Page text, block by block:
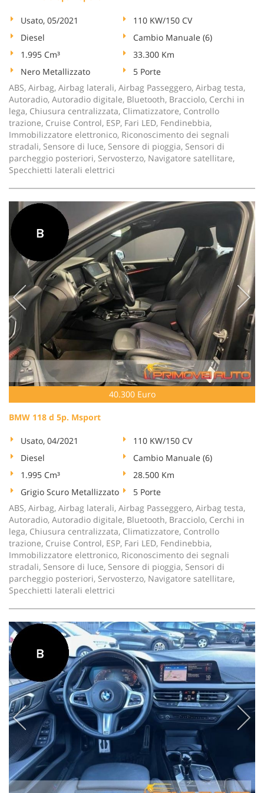
Usato, 05/2021
110 KW/150 CV
Diesel
Cambio Manuale (6)
1.995 Cm³
33.300 Km
Nero Metallizzato
5 Porte
ABS, Airbag, Airbag laterali, Airbag Passeggero, Airbag testa,
Autoradio, Autoradio digitale, Bluetooth, Bracciolo, Cerchi in
lega, Chiusura centralizzata, Climatizzatore, Controllo
trazione, Cruise Control, ESP, Fari LED, Fendinebbia,
Immobilizzatore elettronico, Riconoscimento dei segnali
stradali, Sensore di luce, Sensore di pioggia, Sensori di
parcheggio posteriori, Servosterzo, Navigatore satellitare,
Specchietti laterali elettrici
40.300 Euro
BMW 118 d 5p. Msport
Usato, 04/2021
110 KW/150 CV
Diesel
Cambio Manuale (6)
1.995 Cm³
28.500 Km
Grigio Scuro Metallizzato
5 Porte
ABS, Airbag, Airbag laterali, Airbag Passeggero, Airbag testa,
Autoradio, Autoradio digitale, Bluetooth, Bracciolo, Cerchi in
lega, Chiusura centralizzata, Climatizzatore, Controllo
trazione, Cruise Control, ESP, Fari LED, Fendinebbia,
Immobilizzatore elettronico, Riconoscimento dei segnali
stradali, Sensore di luce, Sensore di pioggia, Sensori di
parcheggio posteriori, Servosterzo, Navigatore satellitare,
Specchietti laterali elettrici